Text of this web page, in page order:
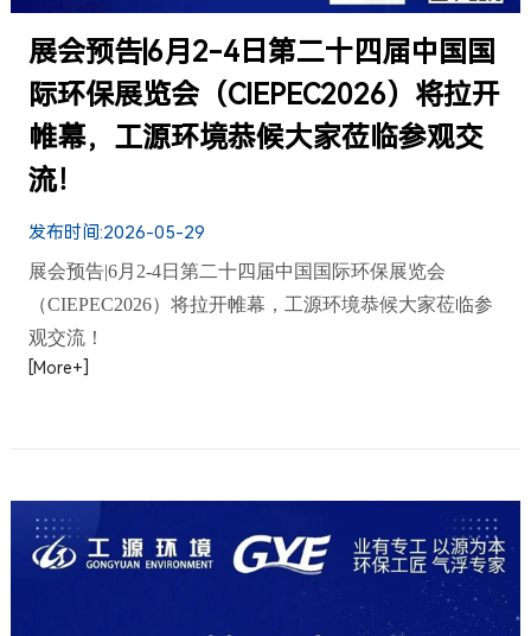
展会预告|6月2-4日第二十四届中国国
际环保展览会（CIEPEC2026）将拉开
帷幕，工源环境恭候大家莅临参观交
流！
发布时间:2026-05-29
展会预告|6月2-4日第二十四届中国国际环保展览会
（CIEPEC2026）将拉开帷幕，工源环境恭候大家莅临参
观交流！
[More+]